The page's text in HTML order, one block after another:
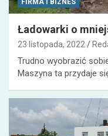
Ładowarki o
23 listopada, 2022
Trudno wyobrazić
Maszyna ta przydaje